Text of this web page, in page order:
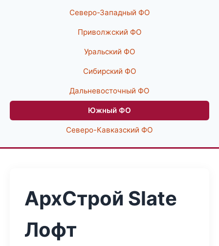
Северо-Западный ФО
Приволжский ФО
Уральский ФО
Сибирский ФО
Дальневосточный ФО
Южный ФО
Северо-Кавказский ФО
АрхСтрой Slate
Лофт